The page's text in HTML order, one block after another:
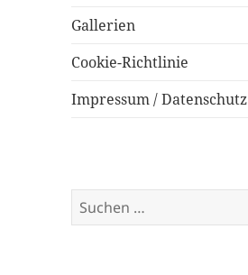
Gallerien
Cookie-Richtlinie
Impressum / Datenschutz
Suchen
nach: